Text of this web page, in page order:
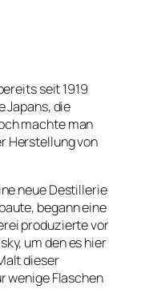
seit 1919
Japans, die
machte man
Herstellung von
neue Destillerie
begann eine
produzierte vor
um den es hier
dieser
wenige Flaschen